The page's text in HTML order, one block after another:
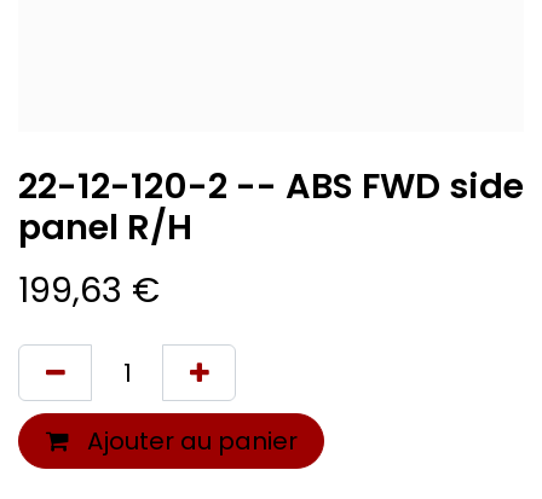
22-12-120-2 -- ABS FWD side
panel R/H
199,63 €
Ajouter au panier